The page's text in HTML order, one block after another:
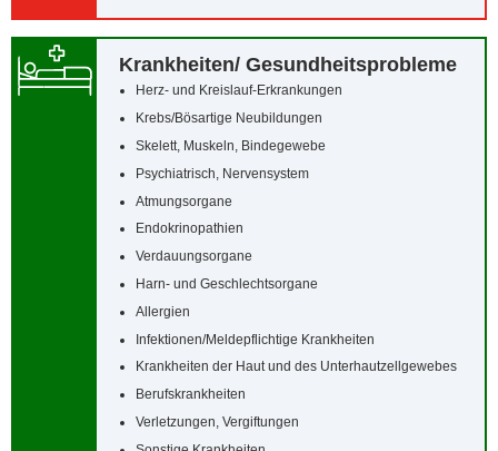
Krankheiten/‌ Gesundheitsprobleme
Herz- und Kreislauf-Erkrankungen
Krebs/‌Bösartige Neubildungen
Skelett, Muskeln, Bindegewebe
Psychiatrisch, Nervensystem
Atmungsorgane
Endokrinopathien
Verdauungsorgane
Harn- und Geschlechtsorgane
Allergien
Infektionen/‌Meldepflichtige Krankheiten
Krankheiten der Haut und des Unterhautzellgewebes
Berufskrankheiten
Verletzungen, Vergiftungen